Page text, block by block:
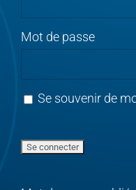
Mot de passe
Se souvenir de